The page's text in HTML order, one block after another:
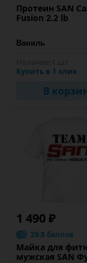
Протеин SAN
Fusion 2.2 lb
Купить в 1 клик
В
1 490 ₽
29.8 баллов
Майка для
мужская SAN